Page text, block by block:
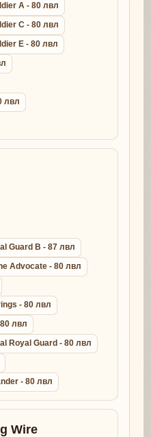
A - 80 лвл
C - 80 лвл
E - 80 лвл
лвл
Guard B - 87 лвл
Advocate - 80 лвл
- 80 лвл
лвл
Royal Guard - 80 лвл
- 80 лвл
Wire